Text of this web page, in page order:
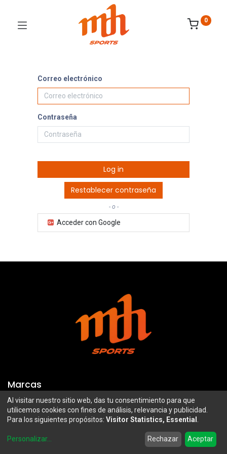
Wishlist Account
0
Correo electrónico
Contraseña
Log in
Restablecer contraseña
- o -
Acceder con Google
Marcas
Troy Lee Designs
100%
Airoh
Mazawi
SIDI
Al visitar nuestro sitio web, das tu consentimiento para que
utilicemos cookies con fines de análisis, relevancia y publicidad.
Para los siguientes propósitos: Visitor Statistics, Essential
Personalizar... Rechazar Aceptar